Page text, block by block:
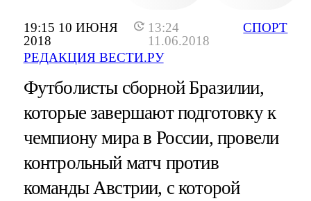
19:15 10 ИЮНЯ
2018
13:24
11.06.2018
РЕДАКЦИЯ ВЕСТИ.РУ
СПОРТ
Футболисты сборной Бразилии,
которые завершают подготовку к
чемпиону мира в России, провели
контрольный матч против
команды Австрии, с которой